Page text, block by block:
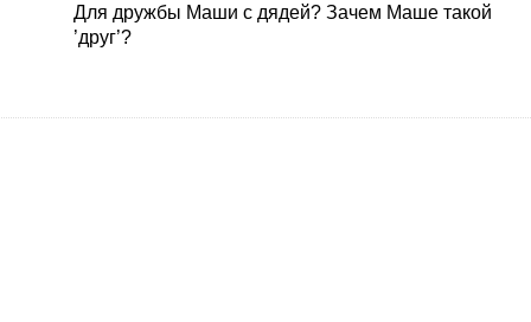
Для дружбы Маши с дядей? Зачем Маше такой
’друг’?